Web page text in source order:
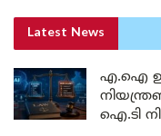
Latest News
എ.ഐ
ഐ.ടി